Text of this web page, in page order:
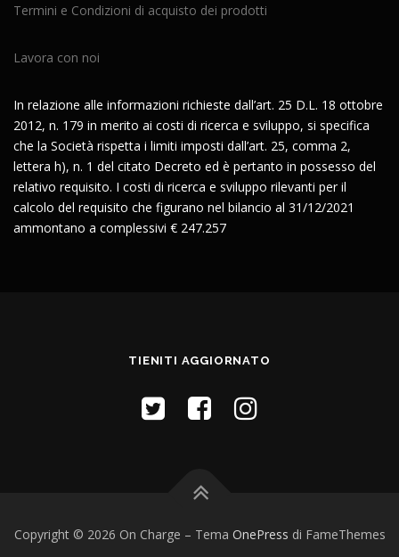
Termini e Condizioni di acquisto dei prodotti
Lavora con noi
In relazione alle informazioni richieste dall’art. 25 D.L. 18 ottobre
2012, n. 179 in merito ai costi di ricerca e sviluppo, si specifica
che la Società rispetta i limiti imposti dall’art. 25, comma 2,
lettera h), n. 1 del citato Decreto ed è pertanto in possesso del
relativo requisito. I costi di ricerca e sviluppo rilevanti per il
calcolo del requisito che figurano nel bilancio al 31/12/2021
ammontano a complessivi € 247.257
TIENITI AGGIORNATO
Copyright © 2026 On Charge – Tema OnePress di FameThemes